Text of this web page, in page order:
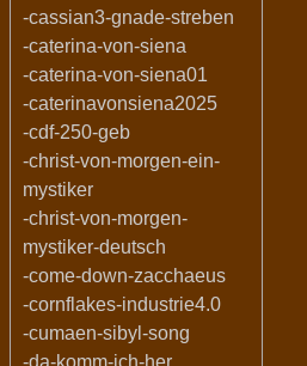
-cassian3-gnade-streben
-caterina-von-siena
-caterina-von-siena01
-caterinavonsiena2025
-cdf-250-geb
-christ-von-morgen-ein-
mystiker
-christ-von-morgen-
mystiker-deutsch
-come-down-zacchaeus
-cornflakes-industrie4.0
-cumaen-sibyl-song
-da-komm-ich-her